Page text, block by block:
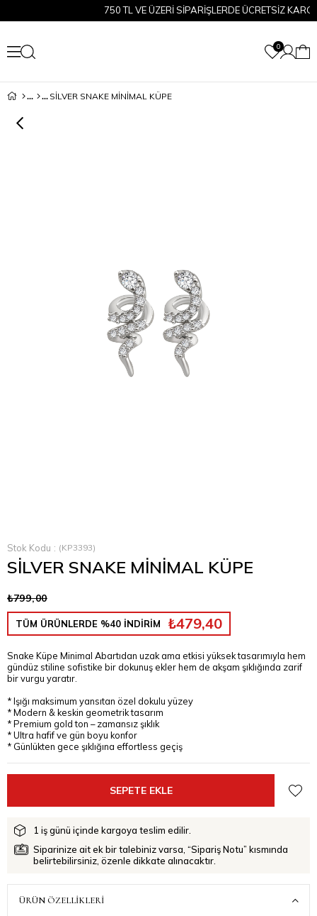
750 TL VE ÜZERİ SİPARİŞLERDE ÜCRETSİZ KARGO!
0
SİLVER SNAKE MİNİMAL KÜPE
Stok Kodu (KP3393)
SİLVER SNAKE MİNİMAL KÜPE
₺799,00
TÜM ÜRÜNLERDE %40 İNDİRİM ₺479,40
Snake Küpe Minimal Abartıdan uzak ama etkisi yüksek tasarımıyla hem
gündüz stiline sofistike bir dokunuş ekler hem de akşam şıklığında zarif
bir vurgu yaratır.
* Işığı maksimum yansıtan özel dokulu yüzey
* Modern & keskin geometrik tasarım
* Premium gold ton – zamansız şıklık
* Ultra hafif ve gün boyu konfor
* Günlükten gece şıklığına effortless geçiş
1 iş günü içinde kargoya teslim edilir.
Siparinize ait ek bir talebiniz varsa, “Sipariş Notu” kısmında
belirtebilirsiniz, özenle dikkate alınacaktır.
ÜRÜN ÖZELLIKLERI